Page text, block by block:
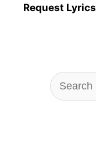
Request Lyrics
Search
for: